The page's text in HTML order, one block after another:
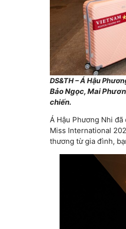
DS&TH – Á Hậu
Bảo Ngọc, Mai
chiến.
Á Hậu Phương Nhi
Miss International
thương từ gia đình,